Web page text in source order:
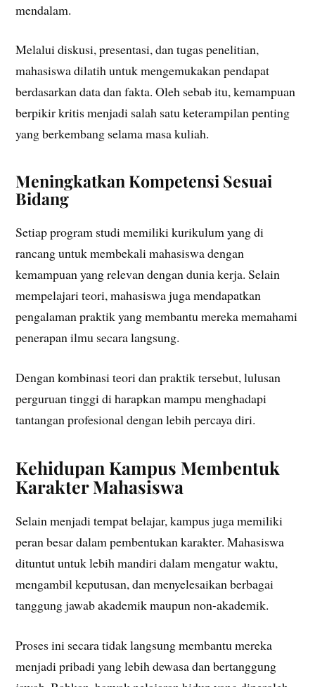
mendalam.
Melalui diskusi, presentasi, dan tugas penelitian,
mahasiswa dilatih untuk mengemukakan pendapat
berdasarkan data dan fakta. Oleh sebab itu, kemampuan
berpikir kritis menjadi salah satu keterampilan penting
yang berkembang selama masa kuliah.
Meningkatkan Kompetensi Sesuai
Bidang
Setiap program studi memiliki kurikulum yang di
rancang untuk membekali mahasiswa dengan
kemampuan yang relevan dengan dunia kerja. Selain
mempelajari teori, mahasiswa juga mendapatkan
pengalaman praktik yang membantu mereka memahami
penerapan ilmu secara langsung.
Dengan kombinasi teori dan praktik tersebut, lulusan
perguruan tinggi di harapkan mampu menghadapi
tantangan profesional dengan lebih percaya diri.
Kehidupan Kampus Membentuk
Karakter Mahasiswa
Selain menjadi tempat belajar, kampus juga memiliki
peran besar dalam pembentukan karakter. Mahasiswa
dituntut untuk lebih mandiri dalam mengatur waktu,
mengambil keputusan, dan menyelesaikan berbagai
tanggung jawab akademik maupun non-akademik.
Proses ini secara tidak langsung membantu mereka
menjadi pribadi yang lebih dewasa dan bertanggung